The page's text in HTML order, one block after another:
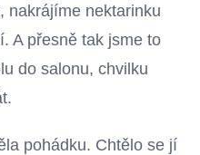
nakrájíme nektarinku
A přesně tak jsme to
do salonu, chvilku
pohádku. Chtělo se jí